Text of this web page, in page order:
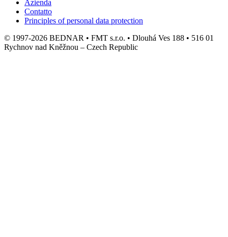
Azienda
Contatto
Principles of personal data protection
© 1997-2026 BEDNAR • FMT s.r.o. • Dlouhá Ves 188 • 516 01
Rychnov nad Kněžnou – Czech Republic